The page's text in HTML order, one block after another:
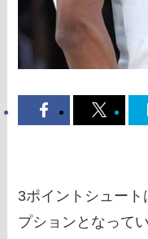
3ポイントシュー
プションとなって